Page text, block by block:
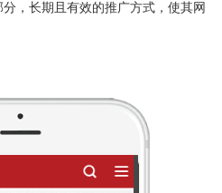
，长期且有效的推广方式，使其网